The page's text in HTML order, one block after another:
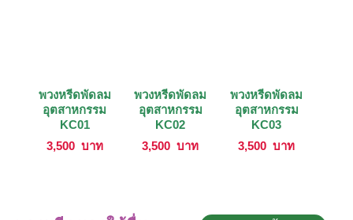
พวงหรีดพัดลม
อุตสาหกรรม
KC01
3,500 บาท
พวงหรีดพัดลม
อุตสาหกรรม
KC02
3,500 บาท
พวงหรีดพัดลม
อุตสาหกรรม
KC03
3,500 บาท